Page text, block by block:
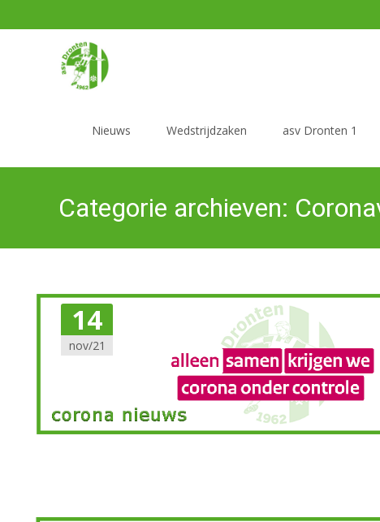
Nieuws
Wedstrijdzaken asv Dronten 1
Categorie archieven:
14
nov/21